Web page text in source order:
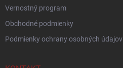
Vernostný program
Obchodné podmienky
Podmienky ochrany osobných údajov